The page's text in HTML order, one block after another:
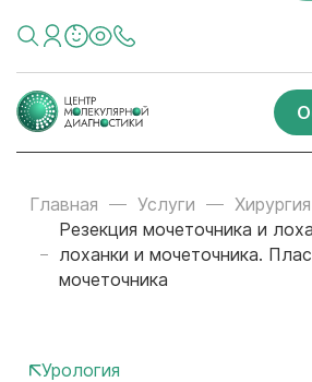
Главная Услуги Хирургия
Резекция мочеточника и
лоханки и мочеточника.
мочеточника
Урология